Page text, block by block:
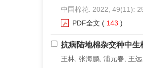
中国棉花. 2022, 49(11):
PDF全文 ( 143 )
抗病陆地棉杂交种中
王林, 张海鹏, 浦元春, 王